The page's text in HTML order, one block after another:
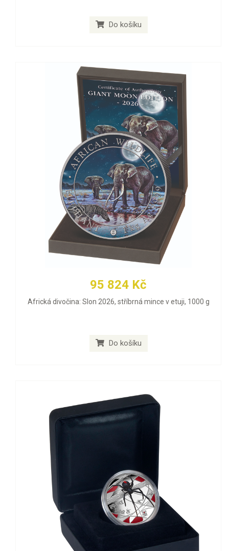
Do košíku
95 824 Kč
Africká divočina: Slon 2026, stříbrná mince v etuji, 1000 g
Do košíku